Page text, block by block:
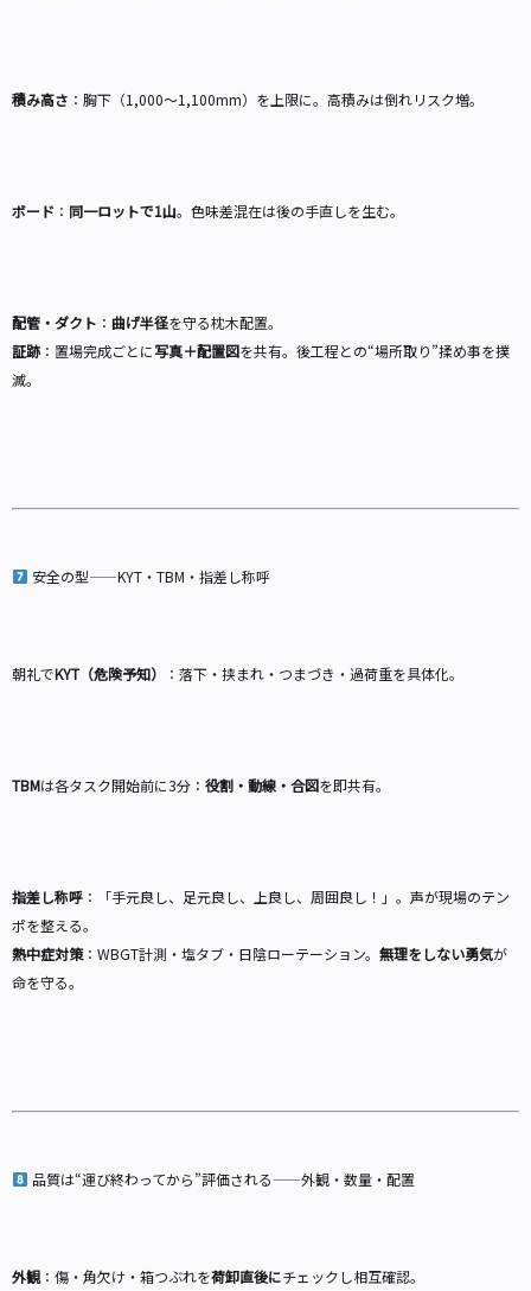
積み高さ ：胸下（1,000〜1,100mm）を上限に。高積みは倒れリスク増。
ボード ： 同一ロットで1山。色味差混在は後の手直しを生む。
配管・ダクト ： 曲げ半径を守る枕木配置。
証跡：置場完成ごとに写真＋配置図を共有。後工程との“場所取り”揉め事を撲
滅。
安全の型——KYT・TBM・指差し称呼
朝礼でKYT（危険予知） ：落下・挟まれ・つまづき・過荷重を具体化。
TBMは各タスク開始前に3分： 役割・動線・合図を即共有。
指差し称呼 ：「手元良し、足元良し、上良し、周囲良し！」。声が現場のテン
ポを整える。
熱中症対策：WBGT計測・塩タブ・日陰ローテーション。 無理をしない勇気が
命を守る。
品質は“運び終わってから”評価される——外観・数量・配置
外観：傷・角欠け・箱つぶれを荷卸直後にチェックし相互確認。